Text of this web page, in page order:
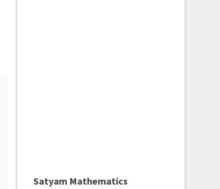
Satyam Mathematics